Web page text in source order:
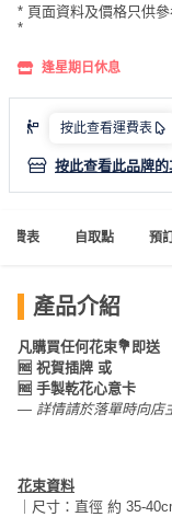
類
a
t
y
o
m
到
會
美
特
色
動
型
搞
a
r
t
y
聚
會
活
攻
略
活
略
會
劃
* 頁面資料及價格只供
*
逢星期日休息
按此查看運費表
按此查看此品牌
運費表 自取點 預
產品介紹
凡購買任何花束💐即送
🆓 祝賀插牌 或
🆓 手製乾花心意卡
— 詳情請於落單時向店
花束資料
｜尺寸：直徑 約 35-